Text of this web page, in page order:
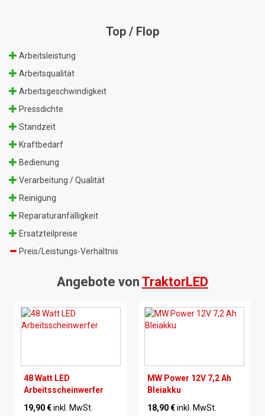
Top / Flop
Arbeitsleistung
Arbeitsqualität
Arbeitsgeschwindigkeit
Pressdichte
Standzeit
Kraftbedarf
Bedienung
Verarbeitung / Qualität
Reinigung
Reparaturanfälligkeit
Ersatzteilpreise
Preis/Leistungs-Verhältnis
Angebote von TraktorLED
48 Watt LED
Arbeitsscheinwerfer
19,90 €inkl. MwSt.
MW Power 12V 7,2 Ah
Bleiakku
18,90 €inkl. MwSt.